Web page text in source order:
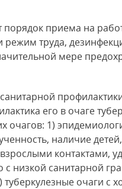
приема на
режим труда,
мере
его в очаге
очагов: 1)
наличие
контактами,
низкой санитарной
туберкулезные очаги